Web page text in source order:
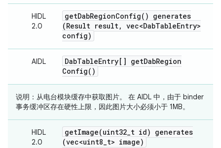
HIDL
2.0
getDabRegionConfig( ) generates
(Result result, vec<DabTableEntry>
config)
AIDL DabTableEntry[] getDabRegion
Config( )
说明 ：从电台模块缓存中获取图片。 在 AIDL 中，由于 binder
事务缓冲区存在硬性上限，因此图片大小必须小于 1MB。
HIDL
2.0
getImage(uint32_t id) generates
(vec<uint8_t> image)